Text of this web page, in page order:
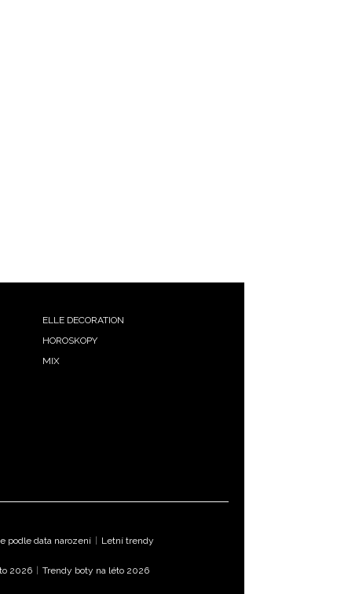
ELLE DECORATION
HOROSKOPY
MIX
podle data narození Letní trendy
2026 Trendy boty na léto 2026